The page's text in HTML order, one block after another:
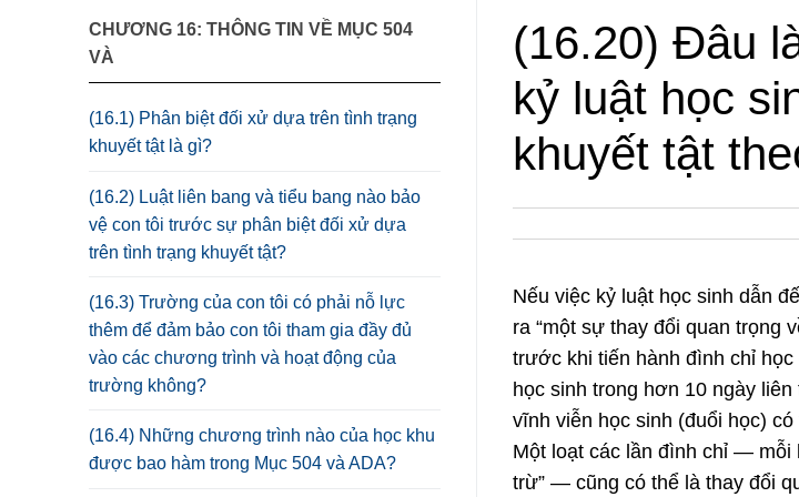
CHƯƠNG 16: THÔNG TIN VỀ MỤC 504
VÀ
(16.1) Phân biệt đối xử dựa trên tình trạng
khuyết tật là gì?
(16.2) Luật liên bang và tiểu bang nào bảo
vệ con tôi trước sự phân biệt đối xử dựa
trên tình trạng khuyết tật?
(16.3) Trường của con tôi có phải nỗ lực
thêm để đảm bảo con tôi tham gia đầy đủ
vào các chương trình và hoạt động của
trường không?
(16.4) Những chương trình nào của học khu
được bao hàm trong Mục 504 và ADA?
(16.20) Đâu
kỷ luật học
khuyết tật
Nếu việc kỷ luật học sinh dẫn
ra “một sự thay đổi quan trọng
trước khi tiến hành đình chỉ
học sinh trong hơn 10 ngày
vĩnh viễn học sinh (đuổi học)
Một loạt các lần đình chỉ — mỗi
trừ” — cũng có thể là thay đổi